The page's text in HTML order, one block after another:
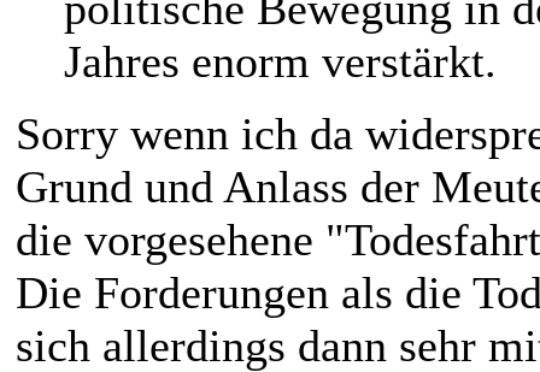
Jahres enorm verstärkt.
Sorry wenn ich da
Grund und Anlass der
die vorgesehene
Die Forderungen als die
sich allerdings dann sehr